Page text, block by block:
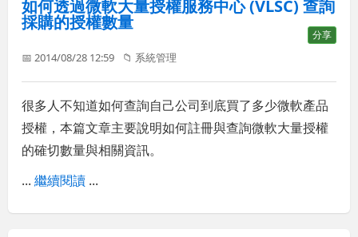
如何透過微軟大量授權服務中心 (VLSC) 查詢
採購的授權數量
分享
📅 2014/08/28 12:59 📁 系統管理
很多人不知道如何查詢自己公司到底買了多少微軟產品
授權，本篇文章主要說明如何註冊與查詢微軟大量授權
的確切數量與相關資訊。
...繼續閱讀 ...